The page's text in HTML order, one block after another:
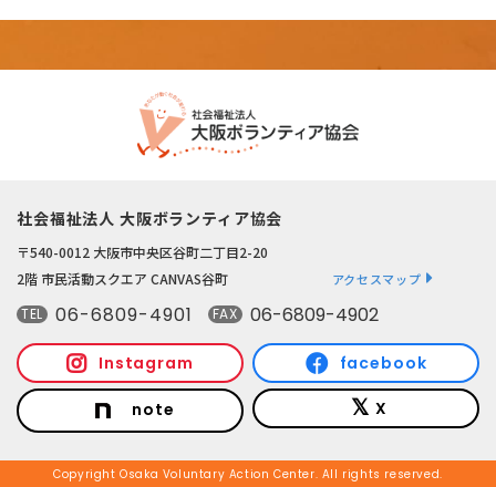
社会福祉法人 大阪ボランティア協会
〒540-0012 大阪市中央区谷町二丁目2-20
2階 市民活動スクエア CANVAS谷町
アクセスマップ
TEL 06-6809-4901 FAX 06-6809-4902
Instagram facebook
note X
Copyright Osaka Voluntary Action Center. All rights reserved.